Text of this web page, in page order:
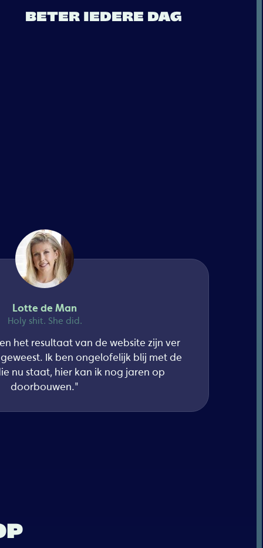
BETER IEDERE DAG
Lotte de Man
Holy shit. She did.
het resultaat van de website zijn ver
Ik ben ongelofelijk blij met de
nu staat, hier kan ik nog jaren op
doorbouwen."